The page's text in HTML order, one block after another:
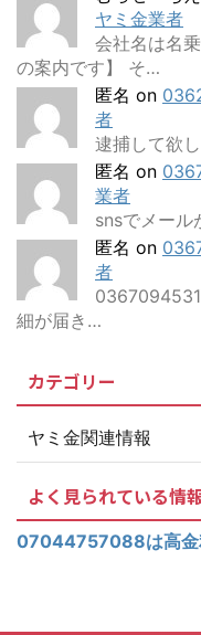
ヤミ金業者
会社名は名
の案内です】 そ…
匿名 on
者
逮捕して欲
匿名 on
業者
snsでメール
匿名 on
者
細が届き…
カテゴリー
ヤミ金関連情報
よく見られている情
07044757088は高金